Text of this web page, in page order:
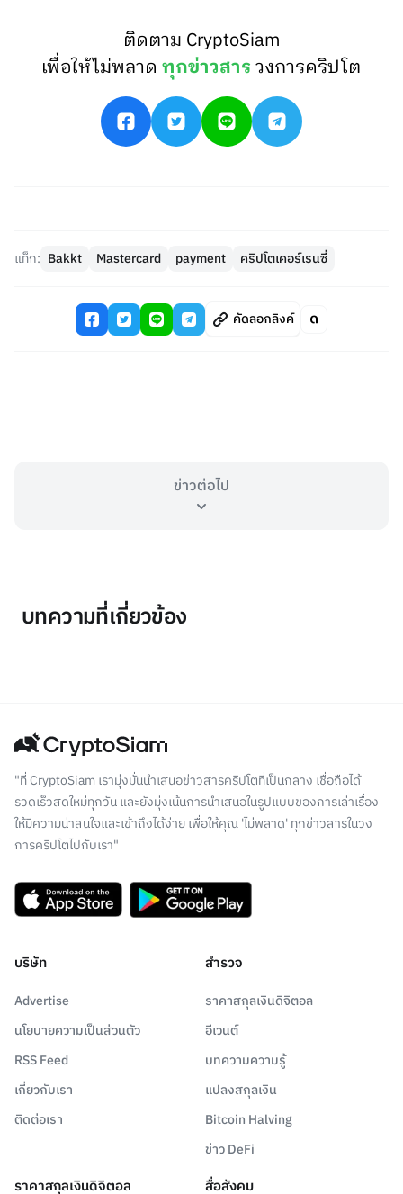
ติดตาม CryptoSiam
เพื่อให้ไม่พลาดทุกข่าวสารวงการคริปโต
แท็ก: Bakkt Mastercard payment คริปโตเคอร์เรนซี่
คัดลอกลิงค์
ข่าวต่อไป
บทความที่เกี่ยวข้อง
"ที่ CryptoSiam เรามุ่งมั่นนำเสนอข่าวสารคริปโตที่เป็นกลาง เชื่อถือได้
รวดเร็วสดใหม่ทุกวัน และยังมุ่งเน้นการนำเสนอในรูปแบบของการเล่าเรื่อง
ให้มีความน่าสนใจและเข้าถึงได้ง่าย เพื่อให้คุณ 'ไม่พลาด' ทุกข่าวสารในวง
การคริปโตไปกับเรา"
บริษัท
Advertise
นโยบายความเป็นส่วนตัว
RSS Feed
เกี่ยวกับเรา
ติดต่อเรา
สำรวจ
ราคาสกุลเงินดิจิตอล
อีเวนต์
บทความความรู้
แปลงสกุลเงิน
Bitcoin Halving
ข่าว DeFi
ราคาสกุลเงินดิจิตอล สื่อสังคม